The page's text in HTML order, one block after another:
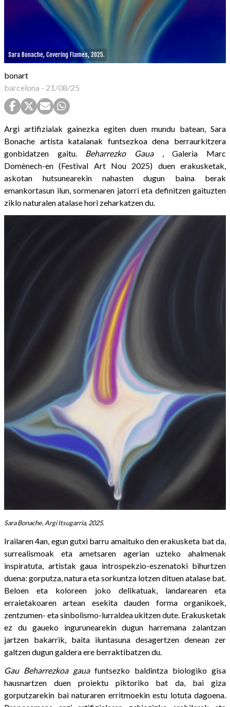
Sara Bonache, Covering Flames, 2025.
bonart
barcelona - 21/08/25
Argi artifizialak gainezka egiten duen mundu batean, Sara
Bonache artista katalanak funtsezkoa dena berraurkitzera
gonbidatzen gaitu. Beharrezko Gaua, Galeria Marc
Domènech-en (Festival Art Nou 2025) duen erakusketak,
askotan hutsunearekin nahasten dugun baina berak
emankortasun ilun, sormenaren jatorri eta definitzen gaituzten
ziklo naturalen atalase hori zeharkatzen du.
Sara Bonache, Argi Itsugarria, 2025.
Irailaren 4an, egun gutxi barru amaituko den erakusketa bat da,
surrealismoak eta ametsaren agerian uzteko ahalmenak
inspiratuta, artistak gaua introspekzio-eszenatoki bihurtzen
duena: gorputza, natura eta sorkuntza lotzen dituen atalase bat.
Beloen eta koloreen joko delikatuak, landarearen eta
erraietakoaren artean esekita dauden forma organikoek,
zentzumen- eta sinbolismo-lurraldea ukitzen dute. Erakusketak
ez du gaueko ingurunearekin dugun harremana zalantzan
jartzen bakarrik, baita iluntasuna desagertzen denean zer
galtzen dugun galdera ere berraktibatzen du.
Gau Beharrezkoa gauafuntsezko baldintza biologiko gisa
hausnartzen duen proiektu piktoriko bat da, bai giza
gorputzarekin bai naturaren erritmoekin estu lotuta dagoena.